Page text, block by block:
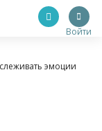
Войти
эмоции